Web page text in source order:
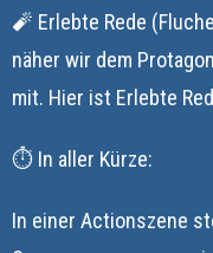
🧨 Erlebte Rede
näher wir dem
mit. Hier ist Erlebte
⏱ In aller Kürze:
In einer Actionszene